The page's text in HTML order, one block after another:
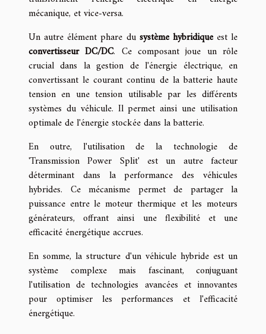
mécanique, et vice-versa.
Un autre élément phare du système hybridiqueest le
convertisseur DC/DC. Ce composant joue un rôle
crucial dans la gestion de l'énergie électrique, en
convertissant le courant continu de la batterie haute
tension en une tension utilisable par les différents
systèmes du véhicule. Il permet ainsi une utilisation
optimale de l'énergie stockée dans la batterie.
En outre, l'utilisation de la technologie de
'Transmission Power Split' est un autre facteur
déterminant dans la performance des véhicules
hybrides. Ce mécanisme permet de partager la
puissance entre le moteur thermique et les moteurs
générateurs, offrant ainsi une flexibilité et une
efficacité énergétique accrues.
En somme, la structure d'un véhicule hybride est un
système complexe mais fascinant, conjuguant
l'utilisation de technologies avancées et innovantes
pour optimiser les performances et l'efficacité
énergétique.